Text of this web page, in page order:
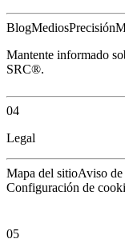
BlogMediosPrecisión
Mantente informado
SRC®.
04
Legal
Mapa del sitioAviso
Configuración de
05